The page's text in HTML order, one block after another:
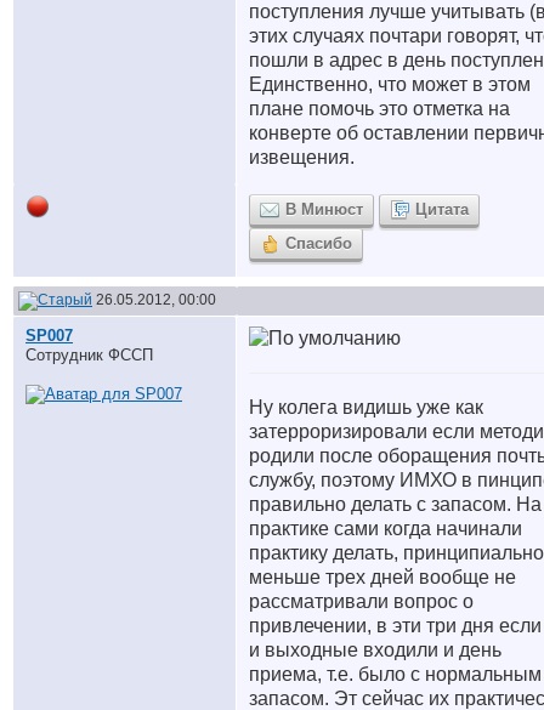
поступления лучше учитывать
этих случаях почтари говорят,
пошли в адрес в день
Единственно, что может в этом
плане помочь это отметка на
конверте об оставлении
извещения.
В Минюст
Цитата
Спасибо
26.05.2012, 00:00
SP007
Сотрудник ФССП
Ну колега видишь уже как
затерроризировали если
родили после оборащения
службу, поэтому ИМХО в
правильно делать с запасом. На
практике сами когда начинали
практику делать, принципиально
меньше трех дней вообще не
рассматривали вопрос о
привлечении, в эти три дня если
и выходные входили и день
приема, т.е. было с нормальным
запасом. Эт сейчас их